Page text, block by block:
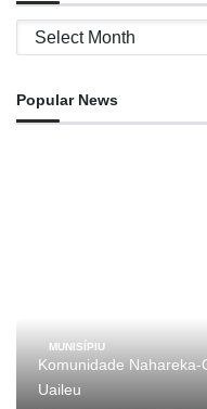
Archives
Popular News
MUNISÍPIU
Komunidade Nahareka-
Uaileu